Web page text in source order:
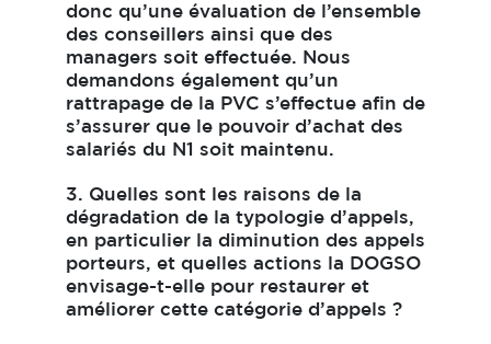
donc qu’une évaluation de l’ensemble
des conseillers ainsi que des
managers soit effectuée. Nous
demandons également qu’un
rattrapage de la PVC s’effectue afin de
s’assurer que le pouvoir d’achat des
salariés du N1 soit maintenu.
3. Quelles sont les raisons de la
dégradation de la typologie d’appels,
en particulier la diminution des appels
porteurs, et quelles actions la DOGSO
envisage-t-elle pour restaurer et
améliorer cette catégorie d’appels ?